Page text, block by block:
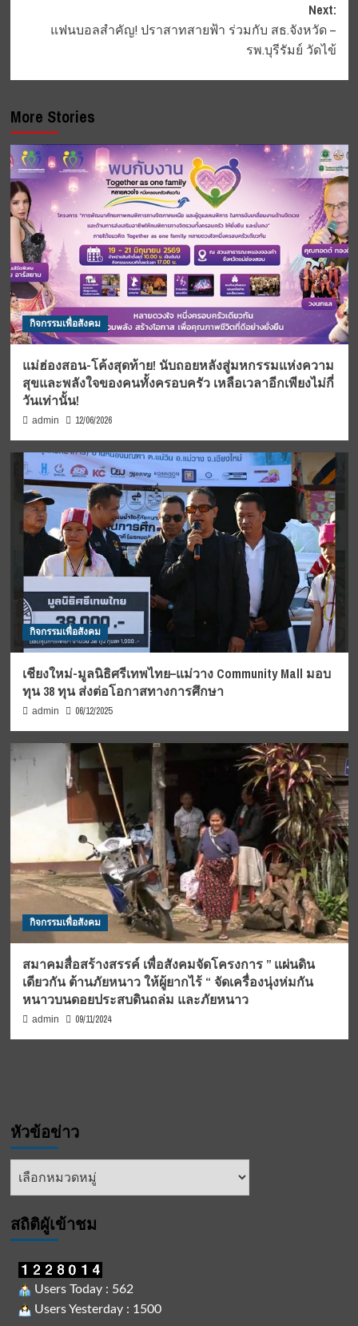
Next:
แฟนบอลสำคัญ! ปราสาทสายฟ้า ร่วมกับ สธ.จังหวัด –
รพ.บุรีรัมย์ วัดไข้
More Stories
กิจกรรมเพื่อสังคม
แม่ฮ่องสอน-โค้งสุดท้าย! นับถอยหลังสู่มหกรรมแห่งความ
สุขและพลังใจของคนทั้งครอบครัว เหลือเวลาอีกเพียงไม่กี่
วันเท่านั้น!
admin 12/06/2026
กิจกรรมเพื่อสังคม
เชียงใหม่-มูลนิธิศรีเทพไทย–แม่วาง Community Mall มอบ
ทุน 38 ทุน ส่งต่อโอกาสทางการศึกษา
admin 06/12/2025
กิจกรรมเพื่อสังคม
สมาคมสื่อสร้างสรรค์ เพื่อสังคมจัดโครงการ ” แผ่นดิน
เดียวกัน ต้านภัยหนาว ให้ผู้ยากไร้ “ จัดเครื่องนุ่งห่มกัน
หนาวบนดอยประสบดินถล่ม และภัยหนาว
admin 09/11/2024
หัวข้อข่าว
หัวข้อ
สถิติผูัเข้าชม
Users Today : 562
Users Yesterday : 1500